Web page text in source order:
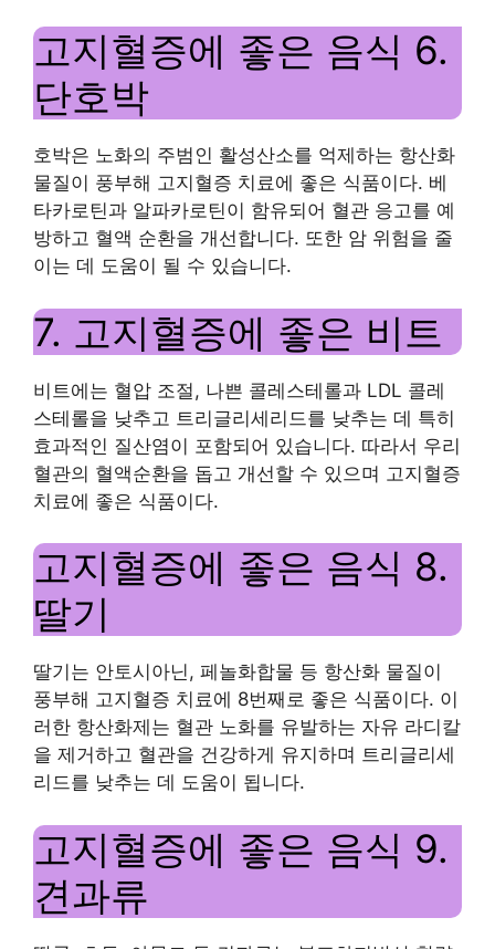
고지혈증에 좋은 음식 6.
단호박
호박은 노화의 주범인 활성산소를 억제하는 항산화
물질이 풍부해 고지혈증 치료에 좋은 식품이다. 베
타카로틴과 알파카로틴이 함유되어 혈관 응고를 예
방하고 혈액 순환을 개선합니다. 또한 암 위험을 줄
이는 데 도움이 될 수 있습니다.
7. 고지혈증에 좋은 비트
비트에는 혈압 조절, 나쁜 콜레스테롤과 LDL 콜레
스테롤을 낮추고 트리글리세리드를 낮추는 데 특히
효과적인 질산염이 포함되어 있습니다. 따라서 우리
혈관의 혈액순환을 돕고 개선할 수 있으며 고지혈증
치료에 좋은 식품이다.
고지혈증에 좋은 음식 8.
딸기
딸기는 안토시아닌, 페놀화합물 등 항산화 물질이
풍부해 고지혈증 치료에 8번째로 좋은 식품이다. 이
러한 항산화제는 혈관 노화를 유발하는 자유 라디칼
을 제거하고 혈관을 건강하게 유지하며 트리글리세
리드를 낮추는 데 도움이 됩니다.
고지혈증에 좋은 음식 9.
견과류